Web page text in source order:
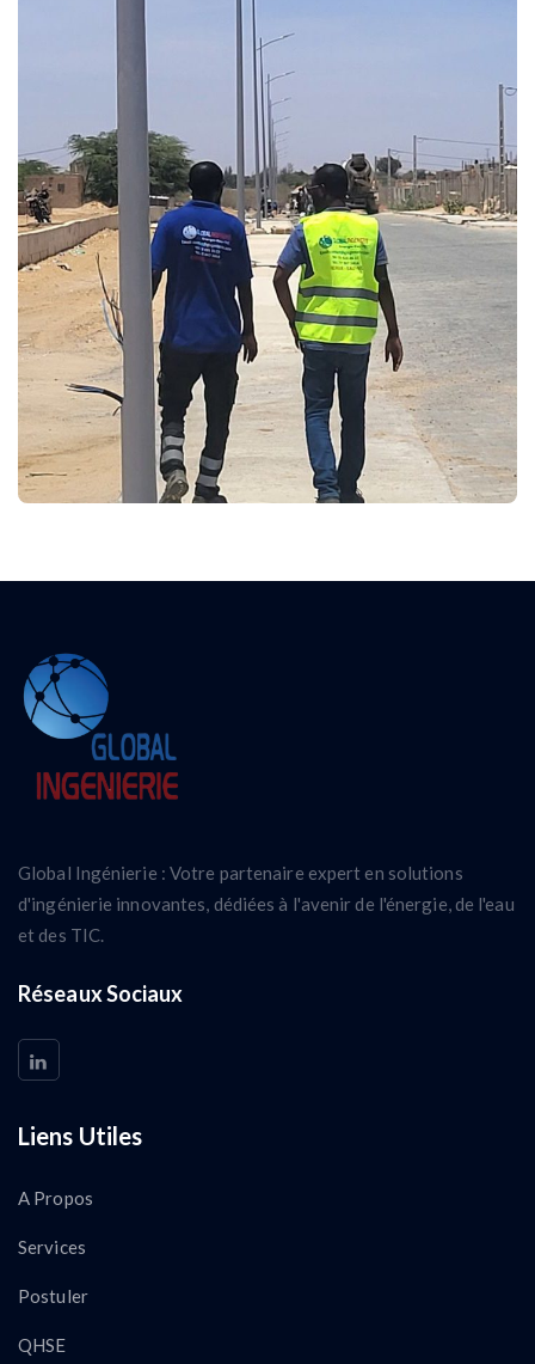
Global Ingénierie : Votre partenaire expert en solutions
d'ingénierie innovantes, dédiées à l'avenir de l'énergie, de l'eau
et des TIC.
Réseaux Sociaux
Liens Utiles
A Propos
Services
Postuler
QHSE